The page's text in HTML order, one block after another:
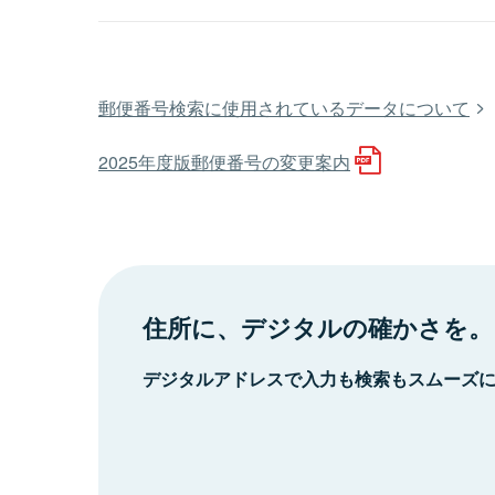
郵便番号検索に使用されているデータについて
2025年度版郵便番号の変更案内
住所に、デジタルの確かさを。
デジタルアドレスで入力も検索もスムーズ